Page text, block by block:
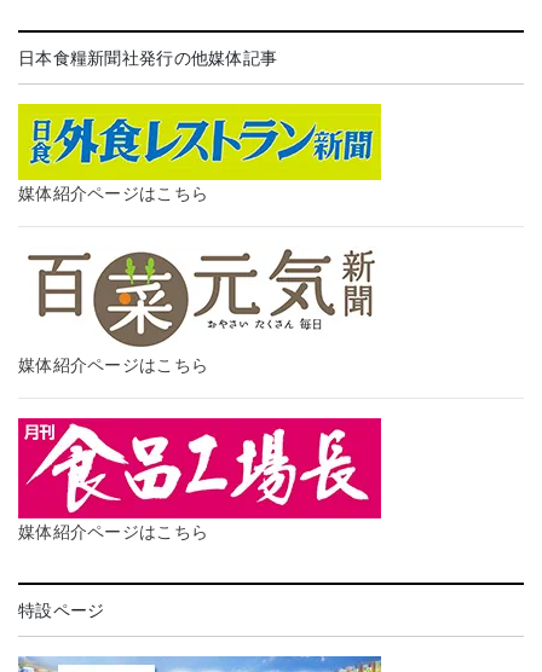
日本食糧新聞社発行の他媒体記事
媒体紹介ページはこちら
媒体紹介ページはこちら
媒体紹介ページはこちら
特設ページ